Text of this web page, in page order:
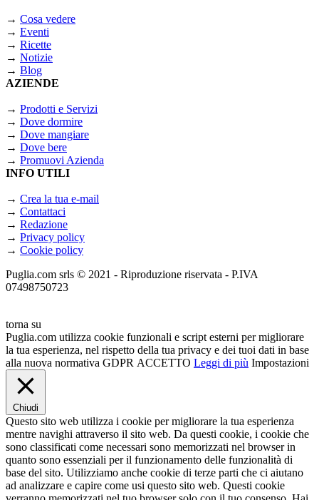
→ Cosa vedere
→ Eventi
→ Ricette
→ Notizie
→ Blog
AZIENDE
→ Prodotti e Servizi
→ Dove dormire
→ Dove mangiare
→ Dove bere
→ Promuovi Azienda
INFO UTILI
→ Crea la tua e-mail
→ Contattaci
→ Redazione
→ Privacy policy
→ Cookie policy
Puglia.com srls © 2021 - Riproduzione riservata - P.IVA
07498750723
torna su
Puglia.com utilizza cookie funzionali e script esterni per migliorare
la tua esperienza, nel rispetto della tua privacy e dei tuoi dati in base
alla nuova normativa GDPR ACCETTO Leggi di più Impostazioni
Chiudi
Questo sito web utilizza i cookie per migliorare la tua esperienza
mentre navighi attraverso il sito web. Da questi cookie, i cookie che
sono classificati come necessari sono memorizzati nel browser in
quanto sono essenziali per il funzionamento delle funzionalità di
base del sito. Utilizziamo anche cookie di terze parti che ci aiutano
ad analizzare e capire come usi questo sito web. Questi cookie